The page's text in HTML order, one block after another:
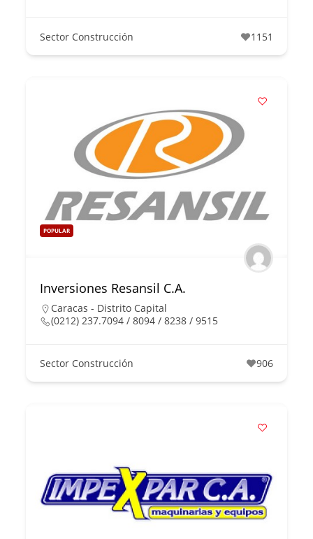
Sector Construcción 1151
POPULAR
Inversiones Resansil C.A.
Caracas - Distrito Capital
(0212) 237.7094 / 8094 / 8238 / 9515
Sector Construcción 906